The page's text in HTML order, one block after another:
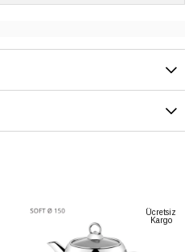
Ücretsiz
Kargo